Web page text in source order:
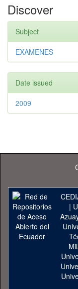
Discover
Subject
EXAMENES
Date issued
2009
|